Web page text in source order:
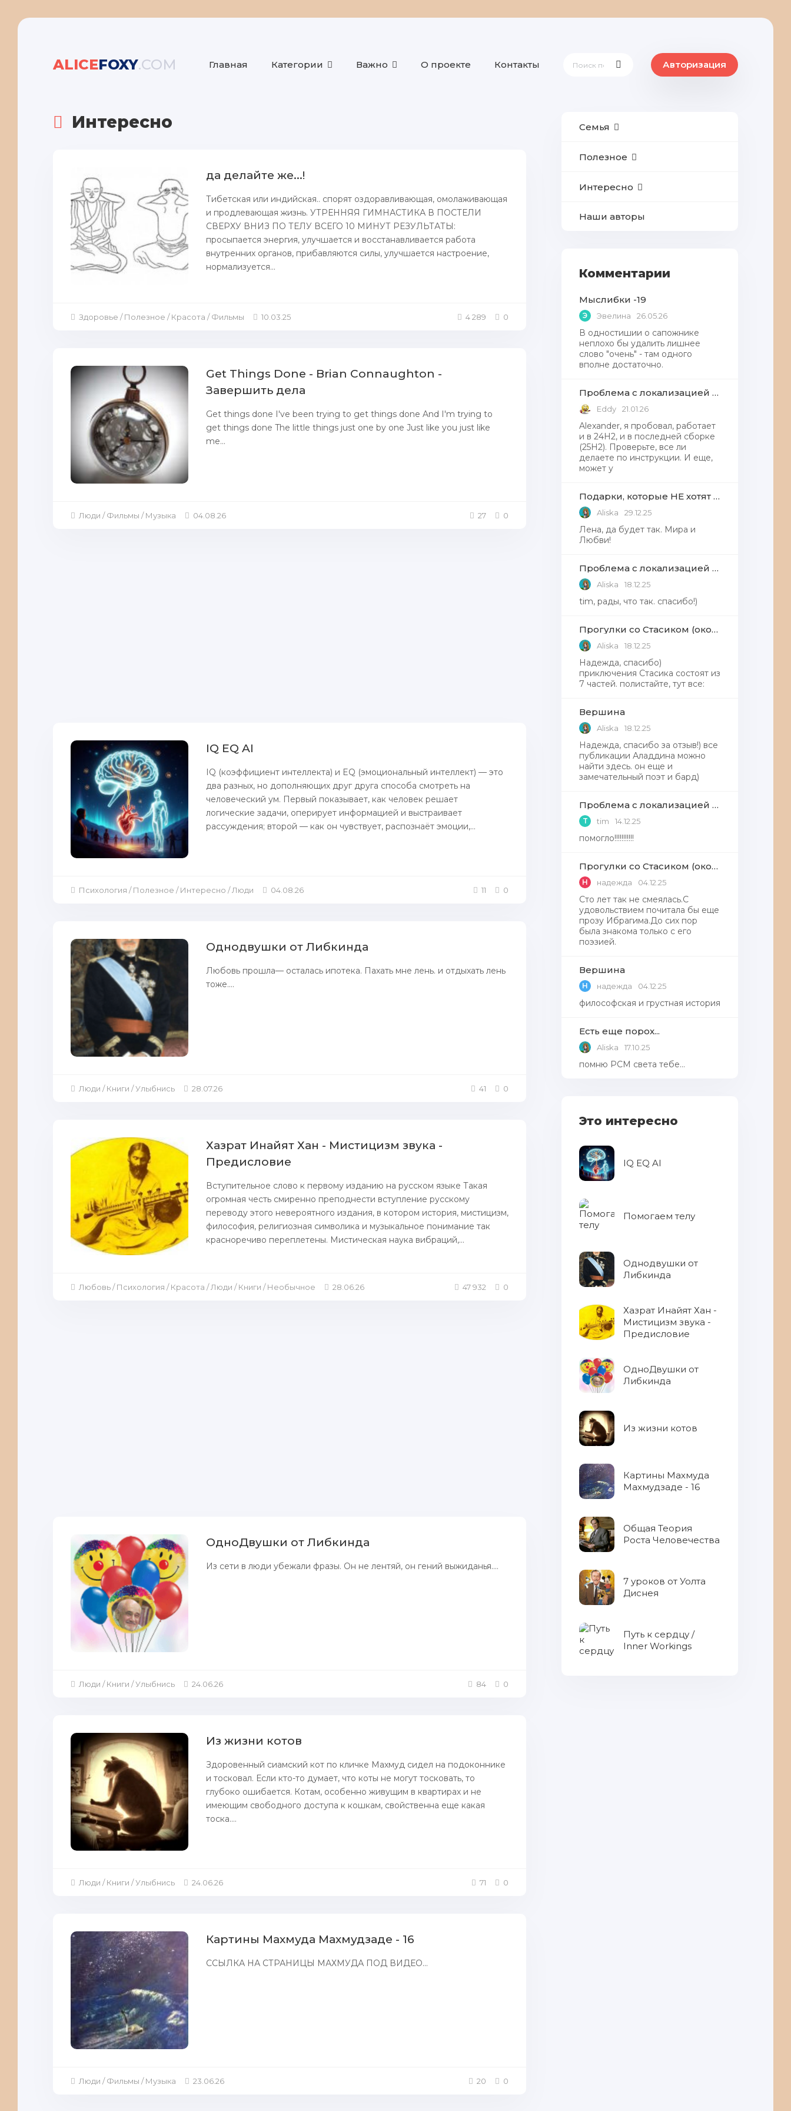
ALICEFOXY.COM Главная Категории Важно О проекте Контакты Авторизация
Интересно
да делайте же...!
Тибетская или индийская.. спорят оздоравливающая, омолаживающая
и продлевающая жизнь. УТРЕННЯЯ ГИМНАСТИКА В ПОСТЕЛИ
СВЕРХУ ВНИЗ ПО ТЕЛУ ВСЕГО 10 МИНУТ РЕЗУЛЬТАТЫ:
просыпается энергия, улучшается и восстанавливается работа
внутренних органов, прибавляются силы, улучшается настроение,
нормализуется...
Здоровье / Полезное / Красота / Фильмы 10.03.25 4 289 0
Get Things Done - Brian Connaughton -
Завершить дела
Get things done I've been trying to get things done And I'm trying to
get things done The little things just one by one Just like you just like
me...
Люди / Фильмы / Музыка 04.08.26 27 0
IQ EQ AI
IQ (коэффициент интеллекта) и EQ (эмоциональный интеллект) — это
два разных, но дополняющих друг друга способа смотреть на
человеческий ум. Первый показывает, как человек решает
логические задачи, оперирует информацией и выстраивает
рассуждения; второй — как он чувствует, распознаёт эмоции,...
Психология / Полезное / Интересно / Люди 04.08.26 11 0
Однодвушки от Либкинда
Любовь прошла— осталась ипотека. Пахать мне лень. и отдыхать лень
тоже....
Люди / Книги / Улыбнись 28.07.26 41 0
Хазрат Инайят Хан - Мистицизм звука -
Предисловие
Вступительное слово к первому изданию на русском языке Такая
огромная честь смиренно преподнести вступление русскому
переводу этого невероятного издания, в котором история, мистицизм,
философия, религиозная символика и музыкальное понимание так
красноречиво переплетены. Мистическая наука вибраций,...
Любовь / Психология / Красота / Люди / Книги / Необычное 28.06.26 47 932 0
ОдноДвушки от Либкинда
Из сети в люди убежали фразы. Он не лентяй, он гений выжиданья....
Люди / Книги / Улыбнись 24.06.26 84 0
Из жизни котов
Здоровенный сиамский кот по кличке Махмуд сидел на подоконнике
и тосковал. Если кто-то думает, что коты не могут тосковать, то
глубоко ошибается. Котам, особенно живущим в квартирах и не
имеющим свободного доступа к кошкам, свойственна еще какая
тоска....
Люди / Книги / Улыбнись 24.06.26 71 0
Картины Махмуда Махмудзаде - 16
ССЫЛКА НА СТРАНИЦЫ МАХМУДА ПОД ВИДЕО...
Люди / Фильмы / Музыка 23.06.26 20 0
Семья
Полезное
Интересно
Наши авторы
Комментарии
Мыслибки -19
Э Эвелина 26.05.26
В одностишии о сапожнике
неплохо бы удалить лишнее
слово "очень" - там одного
вполне достаточно.
Проблема с локализацией языков Windows Defender, Microsoft Store в Windows 11
Eddy 21.01.26
Alexander, я пробовал, работает
и в 24H2, и в последней сборке
(25H2). Проверьте, все ли
делаете по инструкции. И еще,
может у
Подарки, которые НЕ хотят получать от Деда Мороза
Aliska 29.12.25
Лена, да будет так. Мира и
Любви!
Проблема с локализацией языков Windows Defender, Microsoft Store в Windows 11
Aliska 18.12.25
tim, рады, что так. спасибо!)
Прогулки со Стасиком (окончание)
Aliska 18.12.25
Надежда, спасибо)
приключения Стасика состоят из
7 частей. полистайте, тут все:
Вершина
Aliska 18.12.25
Надежда, cпасибо за отзыв!) все
публикации Аладдина можно
найти здесь. он еще и
замечательный поэт и бард)
Проблема с локализацией языков Windows Defender, Microsoft Store в Windows 11
T tim 14.12.25
помогло!!!!!!!!!!!
Прогулки со Стасиком (окончание)
Н надежда 04.12.25
Сто лет так не смеялась.С
удовольствием почитала бы еще
прозу Ибрагима.До сих пор
была знакома только с его
поэзией.
Вершина
Н надежда 04.12.25
философская и грустная история
Есть еще порох...
Aliska 17.10.25
помню РСМ cвета тебе...
Это интересно
IQ EQ AI
Помогаем телу
Однодвушки от
Либкинда
Хазрат Инайят Хан -
Мистицизм звука -
Предисловие
ОдноДвушки от
Либкинда
Из жизни котов
Картины Махмуда
Махмудзаде - 16
Общая Теория
Роста Человечества
7 уроков от Уолта
Диснея
Путь к сердцу /
Inner Workings